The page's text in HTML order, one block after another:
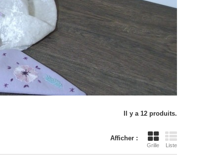
Il y a 12 produits.
Afficher :
Grille Liste